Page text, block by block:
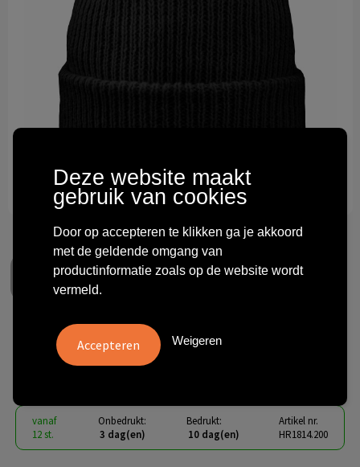
Technologie & gadgets
Themageschenken
Overig
Luxury fine rib beanie
vanaf
12 st.
Onbedrukt:
3 dag(en)
Bedrukt:
10 dag(en)
Artikel nr.
HR1814.200
Deze website maakt
gebruik van cookies
Door op accepteren te klikken ga je akkoord
met de geldende omgang van
productinformatie zoals op de website wordt
vermeld.
Weigeren